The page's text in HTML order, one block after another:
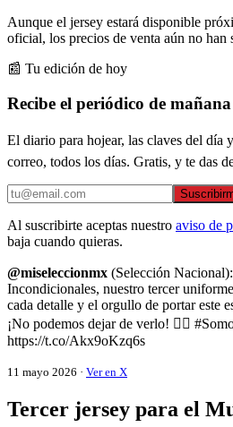
Aunque el jersey estará disponible
oficial, los precios de venta aún no han
📰 Tu edición de hoy
Recibe el periódico de
El diario para hojear, las claves del
correo, todos los días. Gratis, y te das
Al suscribirte aceptas nuestro aviso de
baja cuando quieras.
@miseleccionmx (Selección
Incondicionales, nuestro tercer
cada detalle y el orgullo de portar este
¡No podemos dejar de verlo! 😮‍💨
https://t.co/Akx9oKzq6s
11 mayo 2026 · Ver en X
Tercer jersey para el